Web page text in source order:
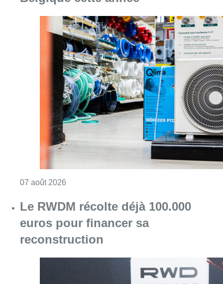
07 août 2026
Le RWDM récolte déjà 100.000
euros pour financer sa
reconstruction